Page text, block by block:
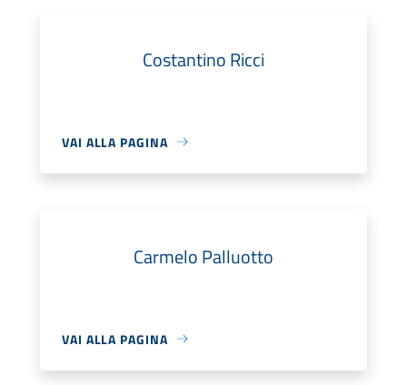
Costantino Ricci
VAI ALLA PAGINA
Carmelo Palluotto
VAI ALLA PAGINA